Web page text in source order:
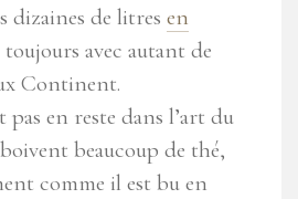
dizaines de litres en
avec autant de
Continent.
pas en reste dans l’art du
beaucoup de thé,
comme il est bu en